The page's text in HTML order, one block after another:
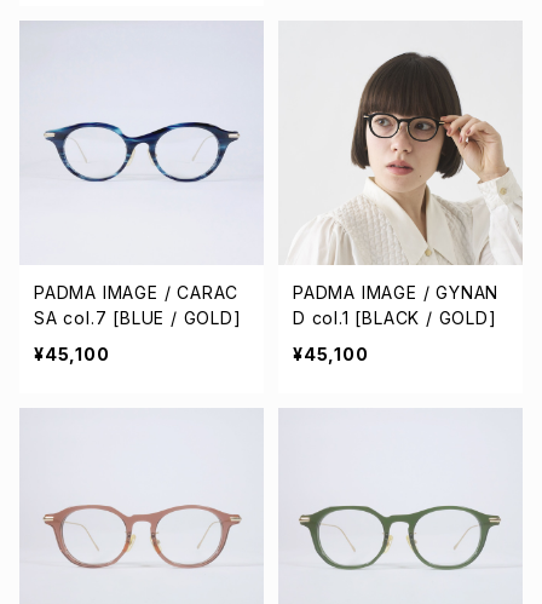
PADMA IMAGE / CARAC
SA col.7 [BLUE / GOLD]
¥45,100
PADMA IMAGE / GYNAN
D col.1 [BLACK / GOLD]
¥45,100